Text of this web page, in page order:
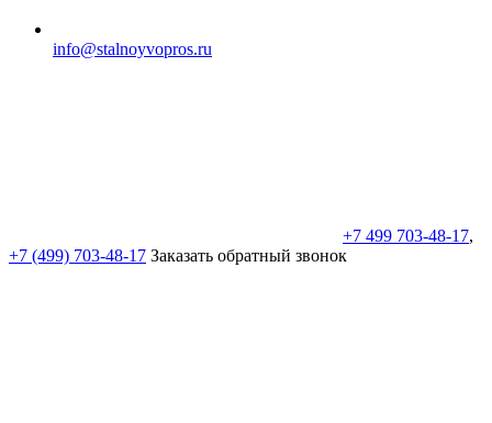
info@stalnoyvopros.ru
+7 499 703-48-17,
+7 (499) 703-48-17 Заказать обратный звонок